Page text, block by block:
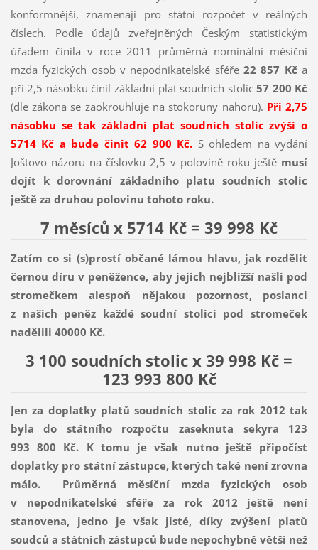
konformnější, znamenají pro státní rozpočet v reálných
číslech. Podle údajů zveřejněných Českým statistickým
úřadem činila v roce 2011 průměrná nominální měsíční
mzda fyzických osob v nepodnikatelské sféře22 857 Kča
při 2,5 násobku činil základní plat soudních stolic57 200 Kč
(dle zákona se zaokrouhluje na stokoruny nahoru). Při 2,75
násobku se tak základní plat soudních stolic zvýší o
5714 Kč a bude činit 62 900 Kč. S ohledem na vydání
Joštovo názoru na číslovku 2,5 v polovině roku ještě musí
dojít k dorovnání základního platu soudních stolic
ještě za druhou polovinu tohoto roku.
7 měsíců x 5714 Kč = 39 998 Kč
Zatím co si (s)prostí občané lámou hlavu, jak rozdělit
černou díru v peněžence, aby jejich nejbližší našli pod
stromečkem alespoň nějakou pozornost, poslanci
z našich peněz každé soudní stolici pod stromeček
nadělili 40000 Kč.
3 100 soudních stolic x 39 998 Kč =
123 993 800 Kč
Jen za doplatky platů soudních stolic za rok 2012 tak
byla do státního rozpočtu zaseknuta sekyra 123
993 800 Kč. K tomu je však nutno ještě připočíst
doplatky pro státní zástupce, kterých také není zrovna
málo. Průměrná měsíční mzda fyzických osob
v nepodnikatelské sféře za rok 2012 ještě není
stanovena, jedno je však jisté, díky zvýšení platů
soudců a státních zástupců bude nepochybně větší než